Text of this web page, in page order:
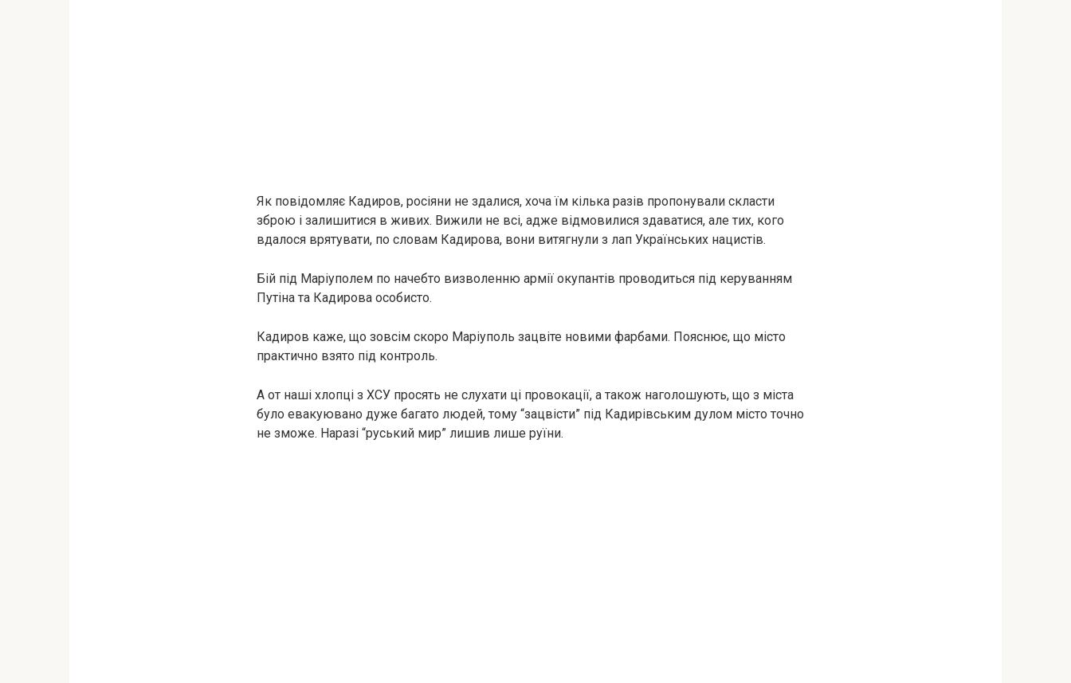
Як повідомляє Кадиров, росіяни не здалися, хоча їм кілька разів пропонували скласти
зброю і залишитися в живих. Вижили не всі, адже відмовилися здаватися, але тих, кого
вдалося врятувати, по словам Кадирова, вони витягнули з лап Українських нацистів.
Бій під Маріуполем по начебто визволенню армії окупантів проводиться під керуванням
Путіна та Кадирова особисто.
Кадиров каже, що зовсім скоро Маріуполь зацвіте новими фарбами. Пояснює, що місто
практично взято під контроль.
А от наші хлопці з ХСУ просять не слухати ці провокації, а також наголошують, що з міста
було евакуювано дуже багато людей, тому “зацвісти” під Кадирівським дулом місто точно
не зможе. Наразі “руський мир” лишив лише руїни.